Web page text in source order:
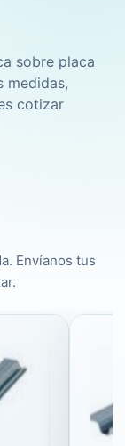
sobre placa
medidas,
cotizar
Envíanos tus